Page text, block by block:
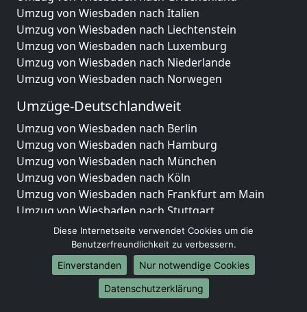
Umzug von Wiesbaden nach Italien
Umzug von Wiesbaden nach Liechtenstein
Umzug von Wiesbaden nach Luxemburg
Umzug von Wiesbaden nach Niederlande
Umzug von Wiesbaden nach Norwegen
Umzüge-Deutschlandweit
Umzug von Wiesbaden nach Berlin
Umzug von Wiesbaden nach Hamburg
Umzug von Wiesbaden nach München
Umzug von Wiesbaden nach Köln
Umzug von Wiesbaden nach Frankfurt am Main
Umzug von Wiesbaden nach Stuttgart
Umzug von Wiesbaden nach Düsseldorf
Umzug von Wiesbaden nach Leipzig
Umzug von Wiesbaden nach Dortmund
Umzug von Wiesbaden nach Essen
Umzug von Wiesbaden nach Bremen
Diese Internetseite verwendet Cookies um die
Benutzerfreundlichkeit zu verbessern.
Einverstanden
Nur notwendige Cookies
Datenschutzerklärung